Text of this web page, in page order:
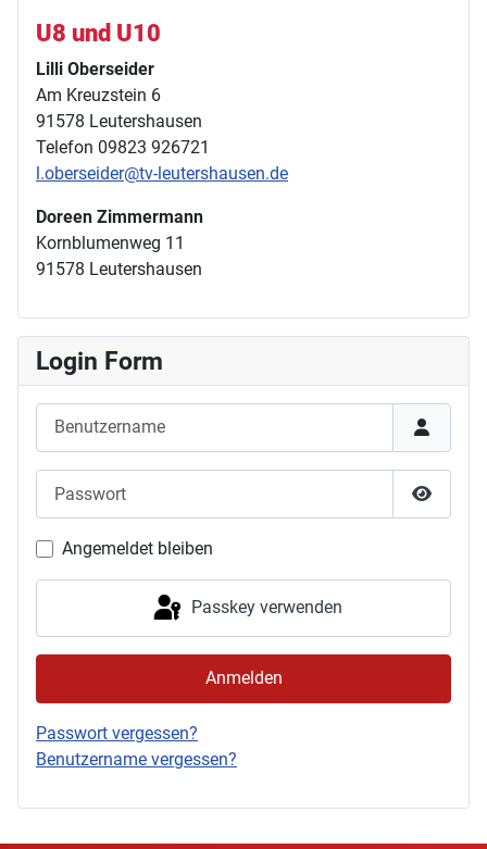
U8 und U10
Lilli Oberseider
Am Kreuzstein 6
91578 Leutershausen
Telefon 09823 926721
l.oberseider@tv-leutershausen.de
Doreen Zimmermann
Kornblumenweg 11
91578 Leutershausen
Login Form
Angemeldet bleiben
Passkey verwenden
Anmelden
Passwort vergessen?
Benutzername vergessen?